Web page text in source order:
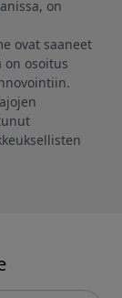
on
ovat saaneet
osoitus